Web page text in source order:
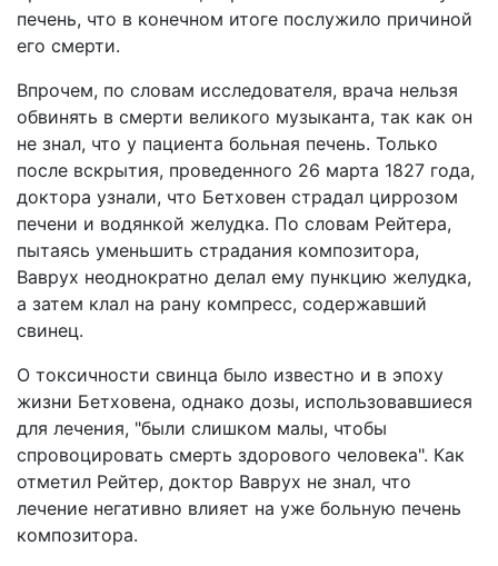
печень, что в конечном итоге послужило причиной
его смерти.
Впрочем, по словам исследователя, врача нельзя
обвинять в смерти великого музыканта, так как он
не знал, что у пациента больная печень. Только
после вскрытия, проведенного 26 марта 1827 года,
доктора узнали, что Бетховен страдал циррозом
печени и водянкой желудка. По словам Рейтера,
пытаясь уменьшить страдания композитора,
Ваврух неоднократно делал ему пункцию желудка,
а затем клал на рану компресс, содержавший
свинец.
О токсичности свинца было известно и в эпоху
жизни Бетховена, однако дозы, использовавшиеся
для лечения, "были слишком малы, чтобы
спровоцировать смерть здорового человека". Как
отметил Рейтер, доктор Ваврух не знал, что
лечение негативно влияет на уже больную печень
композитора.